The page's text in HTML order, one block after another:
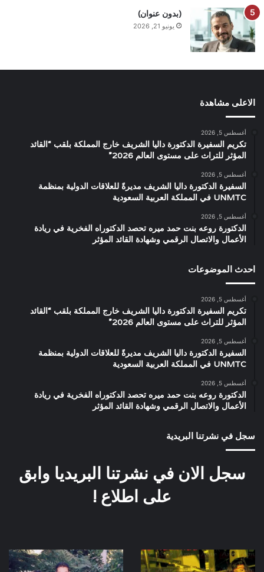
(بدون عنوان)
يونيو 21, 2026
الاعلى مشاهدة
أغسطس 5, 2026
تكريم السفيرة الدكتورة داليا الشريف خارج المملكة بلقب “القائد
المؤثر للتراث على مستوى العالم 2026”
أغسطس 5, 2026
السفيرة الدكتورة داليا الشريف مديرةً للعلاقات الدولية بمنظمة
UNMTC في المملكة العربية السعودية
أغسطس 5, 2026
الدكتورة روعه بنت حمد ميره تحصد الدكتوراه الفخرية في ريادة
الأعمال والاتصال الرقمي وشهادة القائد المؤثر
احدث الموضوعات
أغسطس 5, 2026
تكريم السفيرة الدكتورة داليا الشريف خارج المملكة بلقب “القائد
المؤثر للتراث على مستوى العالم 2026”
أغسطس 5, 2026
السفيرة الدكتورة داليا الشريف مديرةً للعلاقات الدولية بمنظمة
UNMTC في المملكة العربية السعودية
أغسطس 5, 2026
الدكتورة روعه بنت حمد ميره تحصد الدكتوراه الفخرية في ريادة
الأعمال والاتصال الرقمي وشهادة القائد المؤثر
سجل في نشرتنا البريدية
سجل الان في نشرتنا البريديا وابق
على اطلاع !
صورة
نادرة
صورة
نادرة